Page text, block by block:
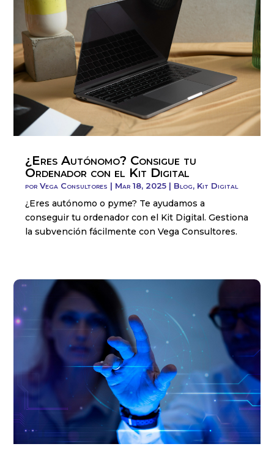
¿Eres Autónomo? Consigue tu
Ordenador con el Kit Digital
porVega Consultores | Mar 18, 2025 | Blog, Kit Digital
¿Eres autónomo o pyme? Te ayudamos a
conseguir tu ordenador con el Kit Digital. Gestiona
la subvención fácilmente con Vega Consultores.